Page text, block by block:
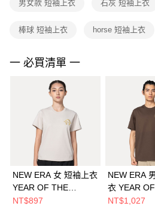
３．未成年的使用者請事先徵得法定代理人
４．使用「AFTEE先享後付」時，將依據個
請求用戶進行身份認證。
５．嚴禁一人註冊多個帳號或使用他人資
恩沛科技股份有限公司將有權停止該用戶
男女款 短袖上衣 石灰 短袖上衣
棒球 短袖上衣 horse 短袖上衣
一 必買清單 一
NEW ERA 女 短袖上衣
YEAR OF THE
HORSE NEW ERA 石
NT$897
NEW ERA
衣 YEAR
HORSE
NT$1,027